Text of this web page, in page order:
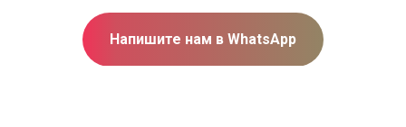
Напишите нам в WhatsApp